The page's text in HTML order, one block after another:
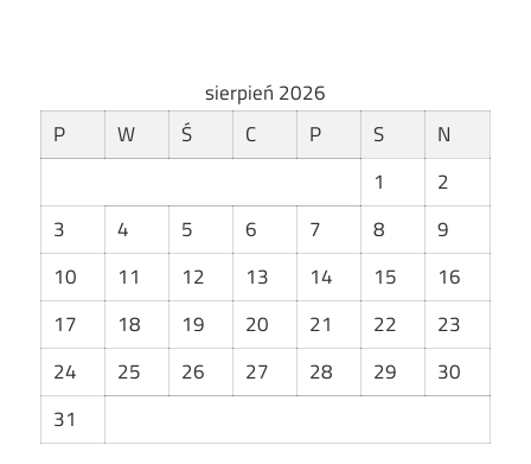
sierpień 2026
P
W Ś C P S
N
1
2
3
4 5 6 7 8
9
10
11 12 13 14 15
16
17
18 19 20 21 22
23
24
25 26 27 28 29
30
31